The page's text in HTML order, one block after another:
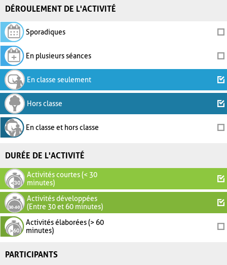
DÉROULEMENT DE L'ACTIVITÉ
Sporadiques
En plusieurs séances
En classe seulement
Hors classe
En classe et hors classe
DURÉE DE L'ACTIVITÉ
Activités courtes (< 30
minutes)
Activités développées
(Entre 30 et 60 minutes)
Activités élaborées (> 60
minutes)
PARTICIPANTS